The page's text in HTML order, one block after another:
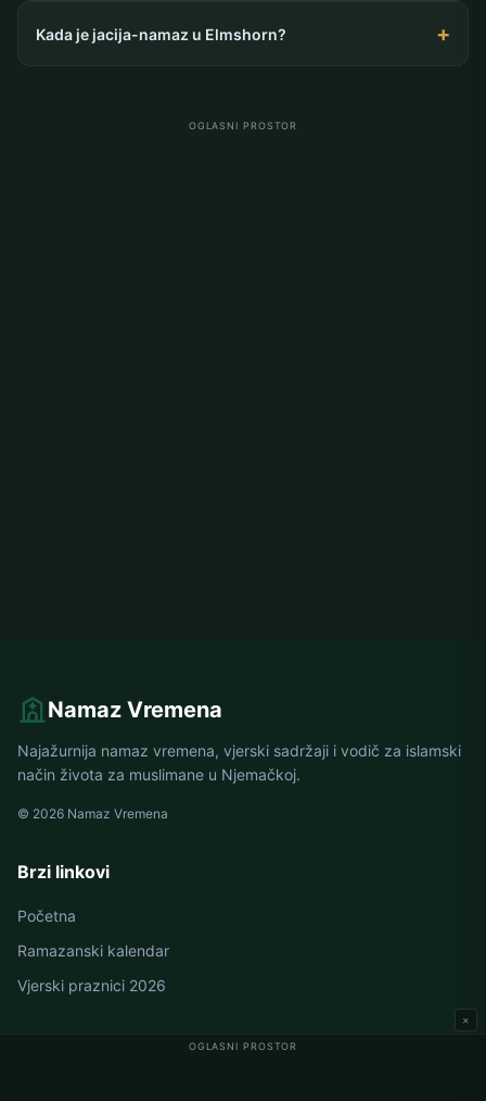
Kada je jacija-namaz u Elmshorn?
OGLASNI PROSTOR
OGLASNI PROSTOR
×
Namaz Vremena
Najažurnija namaz vremena, vjerski sadržaji i vodič za islamski
način života za muslimane u Njemačkoj.
© 2026 Namaz Vremena
Brzi linkovi
Početna
Ramazanski kalendar
Vjerski praznici 2026
Namaz vremena u Njemačkoj